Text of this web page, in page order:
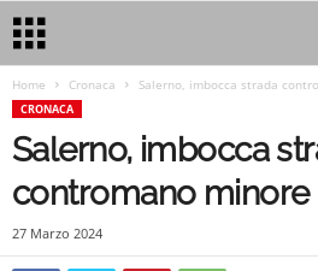
Home Cronaca Salerno, imbocca strada
CRONACA
Salerno, imbocca
contromano minore
27 Marzo 2024